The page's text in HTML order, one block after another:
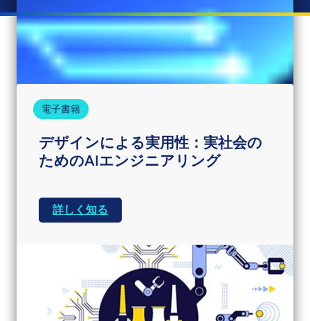
最新インサイト
電子書籍
デザインによる実用性：実社会の
ためのAIエンジニアリング
によるスケーリング、信頼、イノベーションに
関する洞察を交えながら、AIが製品エンジニア
詳しく知る